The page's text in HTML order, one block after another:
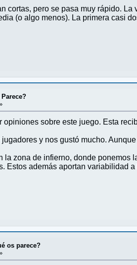
cortas, pero se pasa muy rápido.
(o algo menos). La primera casi
opiniones sobre este juego. Esta
y nos gustó mucho.
la zona de infierno, donde
Estos además aportan variabilidad a
os parece?